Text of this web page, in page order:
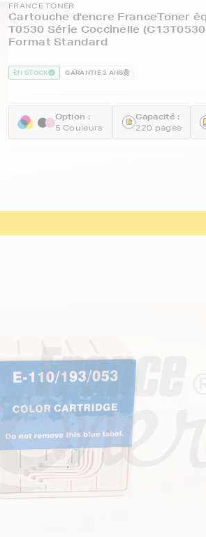
FRANCE TONER
Cartouche d'encre FranceToner
T0530 Série Coccinelle
Format Standard
EN STOCK GARANTIE 2 ANS
Option :
5 Couleurs
Capacité :
220 pages